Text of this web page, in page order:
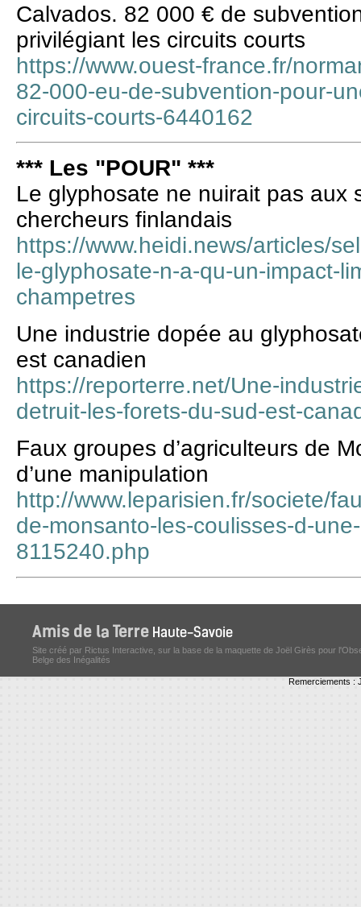
Calvados. 82 000 € de
privilégiant les circuits courts
https://www.ouest-france.fr/
82-000-eu-de-subvention-pour-
circuits-courts-6440162
*** Les "POUR" ***
Le glyphosate ne nuirait pas aux
chercheurs finlandais
https://www.heidi.news/articles/
le-glyphosate-n-a-qu-un-impact-
champetres
Une industrie dopée au
est canadien
https://reporterre.net/Une-
detruit-les-forets-du-sud-est-
Faux groupes d’agriculteurs de
d’une manipulation
http://www.leparisien.fr/societe/
de-monsanto-les-coulisses-d-
8115240.php
Site créé par Rictus Interactive, sur la base de la maquette de Joël Girès pour
Belge des Inégalités
Remerciements :